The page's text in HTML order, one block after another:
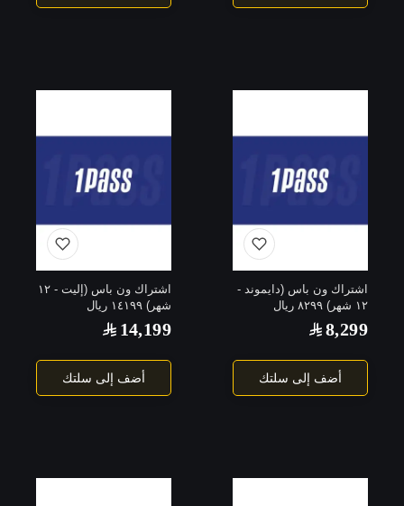
اشتراك ون باس (دايموند -
١٢ شهر) ٨٢٩٩ ريال
8,299
أضف إلى سلتك
اشتراك ون باس (إليت - ١٢
شهر) ١٤١٩٩ ريال
14,199
أضف إلى سلتك